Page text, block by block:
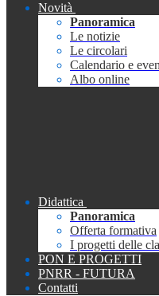
Novità
Panoramica
Le notizie
Le circolari
Calendario e
Albo online
Didattica
Panoramica
Offerta formativa
I progetti delle
PON E PROGETTI
PNRR - FUTURA
Contatti